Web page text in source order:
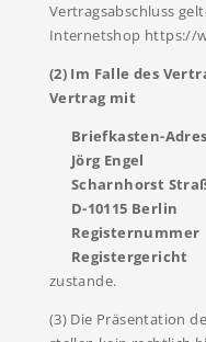
Vertragsabschluss
Internetshop https://
(2) Im Falle des
Vertrag mit
Briefkasten-
Jörg Engel
Scharnhorst
D-10115 Berlin
Registernummer
Registergericht
zustande.
(3) Die Präsentation